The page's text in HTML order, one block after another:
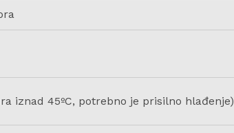
iznad 45ºC, potrebno je prisilno hlađenje)